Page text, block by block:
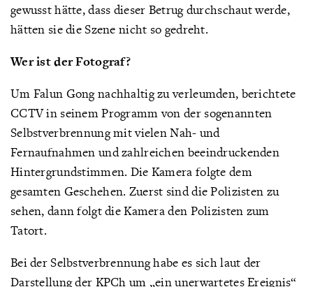
gewusst hätte, dass dieser Betrug durchschaut werde,
hätten sie die Szene nicht so gedreht.
Wer ist der Fotograf?
Um Falun Gong nachhaltig zu verleumden, berichtete
CCTV in seinem Programm von der sogenannten
Selbstverbrennung mit vielen Nah- und
Fernaufnahmen und zahlreichen beeindruckenden
Hintergrundstimmen. Die Kamera folgte dem
gesamten Geschehen. Zuerst sind die Polizisten zu
sehen, dann folgt die Kamera den Polizisten zum
Tatort.
Bei der Selbstverbrennung habe es sich laut der
Darstellung der KPCh um „ein unerwartetes Ereignis“